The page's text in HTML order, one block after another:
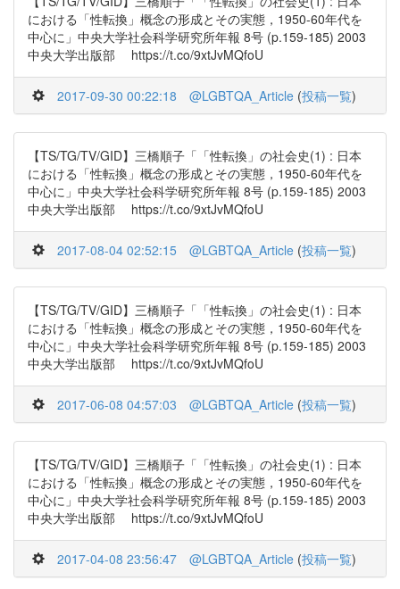
における「性転換」概念の形成とその実態，1950-60年代を
中心に」中央大学社会科学研究所年報 8号 (p.159-185) 2003
中央大学出版部 https://t.co/9xtJvMQfoU
2017-09-30 00:22:18 @LGBTQA_Article (投稿一覧)
【TS/TG/TV/GID】三橋順子「「性転換」の社会史(1) : 日本
における「性転換」概念の形成とその実態，1950-60年代を
中心に」中央大学社会科学研究所年報 8号 (p.159-185) 2003
中央大学出版部 https://t.co/9xtJvMQfoU
2017-08-04 02:52:15 @LGBTQA_Article (投稿一覧)
【TS/TG/TV/GID】三橋順子「「性転換」の社会史(1) : 日本
における「性転換」概念の形成とその実態，1950-60年代を
中心に」中央大学社会科学研究所年報 8号 (p.159-185) 2003
中央大学出版部 https://t.co/9xtJvMQfoU
2017-06-08 04:57:03 @LGBTQA_Article (投稿一覧)
【TS/TG/TV/GID】三橋順子「「性転換」の社会史(1) : 日本
における「性転換」概念の形成とその実態，1950-60年代を
中心に」中央大学社会科学研究所年報 8号 (p.159-185) 2003
中央大学出版部 https://t.co/9xtJvMQfoU
2017-04-08 23:56:47 @LGBTQA_Article (投稿一覧)